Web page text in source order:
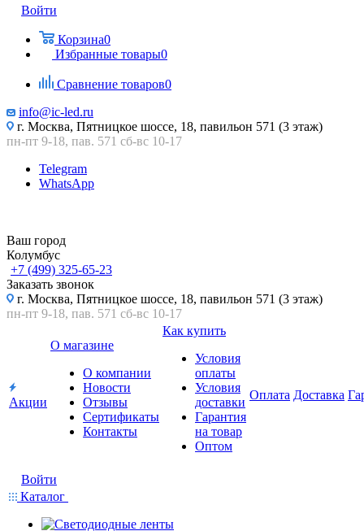
Войти
Корзина0
Избранные товары0
Сравнение товаров0
info@ic-led.ru
г. Москва, Пятницкое шоссе, 18, павильон 571 (3 этаж)
пн-пт 9-18, пав. 571 сб-вс 10-17
Telegram
WhatsApp
Ваш город
Колумбус
+7 (499) 325-65-23
Заказать звонок
г. Москва, Пятницкое шоссе, 18, павильон 571 (3 этаж)
пн-пт 9-18, пав. 571 сб-вс 10-17
Акции
О магазине
О компании
Новости
Отзывы
Сертификаты
Контакты
Как купить
Условия
оплаты
Условия
доставки
Гарантия
на товар
Оптом
Оплата Доставка
Войти
Каталог